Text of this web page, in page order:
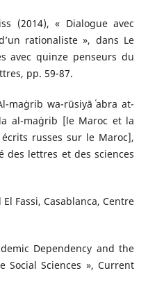
(2014), « Dialogue avec
rationaliste », dans Le
avec quinze penseurs du
pp. 59-87.
maġrib wa-rūsiyā ʿabra at-
al-maġrib [le Maroc et la
russes sur le Maroc],
des lettres et des sciences
Fassi, Casablanca, Centre
Dependency and the
Social Sciences », Current